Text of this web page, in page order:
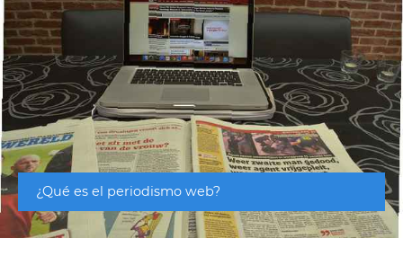
¿Qué es el periodismo web?